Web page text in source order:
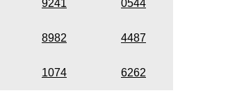
9241 0544
8982 4487
1074 6262